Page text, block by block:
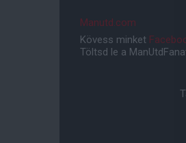
Manutd.com
Kövess minket
Töltsd le a